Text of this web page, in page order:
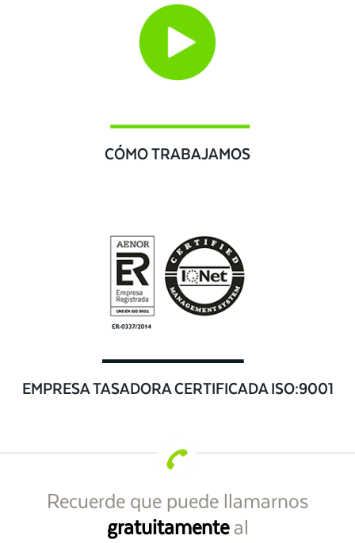
CÓMO TRABAJAMOS
EMPRESA TASADORA CERTIFICADA ISO:9001
Recuerde que puede llamarnos
gratuitamenteal